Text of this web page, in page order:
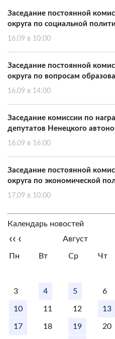
Заседание постоянной
округа по социальной
16.09 в 10:00
Заседание постоянной
округа по вопросам
16.09 в 14:00
Заседание комиссии по
депутатов Ненецкого
16.09 в 16:00
Заседание постоянной
округа по экономической
17.09 в 10:00
Календарь новостей
‹‹ ‹ Август
Пн Вт Ср Чт
3 4 5 6
10 11 12 13
17 18 19 20